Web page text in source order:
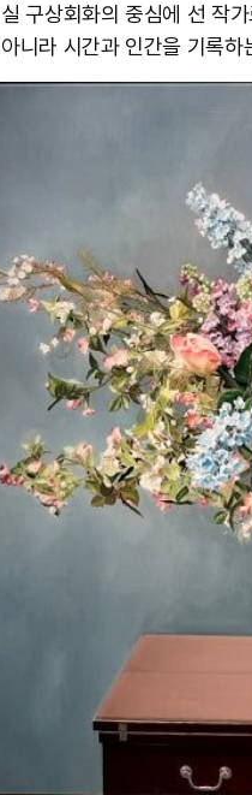
실 구상회화의 중심에 선 작
아니라 시간과 인간을 기록하